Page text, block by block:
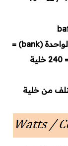
ويكون عدد الخلايا المطلوبة للمجموعة الواحدة (bank) =
من خلية